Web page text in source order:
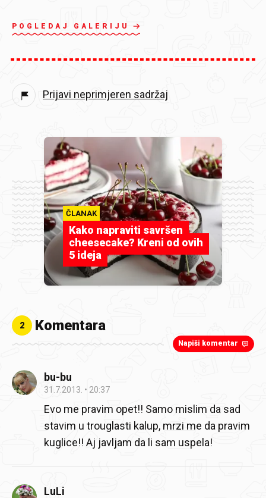
POGLEDAJ GALERIJU
Prijavi neprimjeren sadržaj
ČLANAK
Kako napraviti savršen
cheesecake? Kreni od ovih
5 ideja
2 Komentara
Napiši komentar
bu-bu
31.7.2013. 20:37
Evo me pravim opet!! Samo mislim da sad
stavim u trouglasti kalup, mrzi me da pravim
kuglice!! Aj javljam da li sam uspela!
LuLi